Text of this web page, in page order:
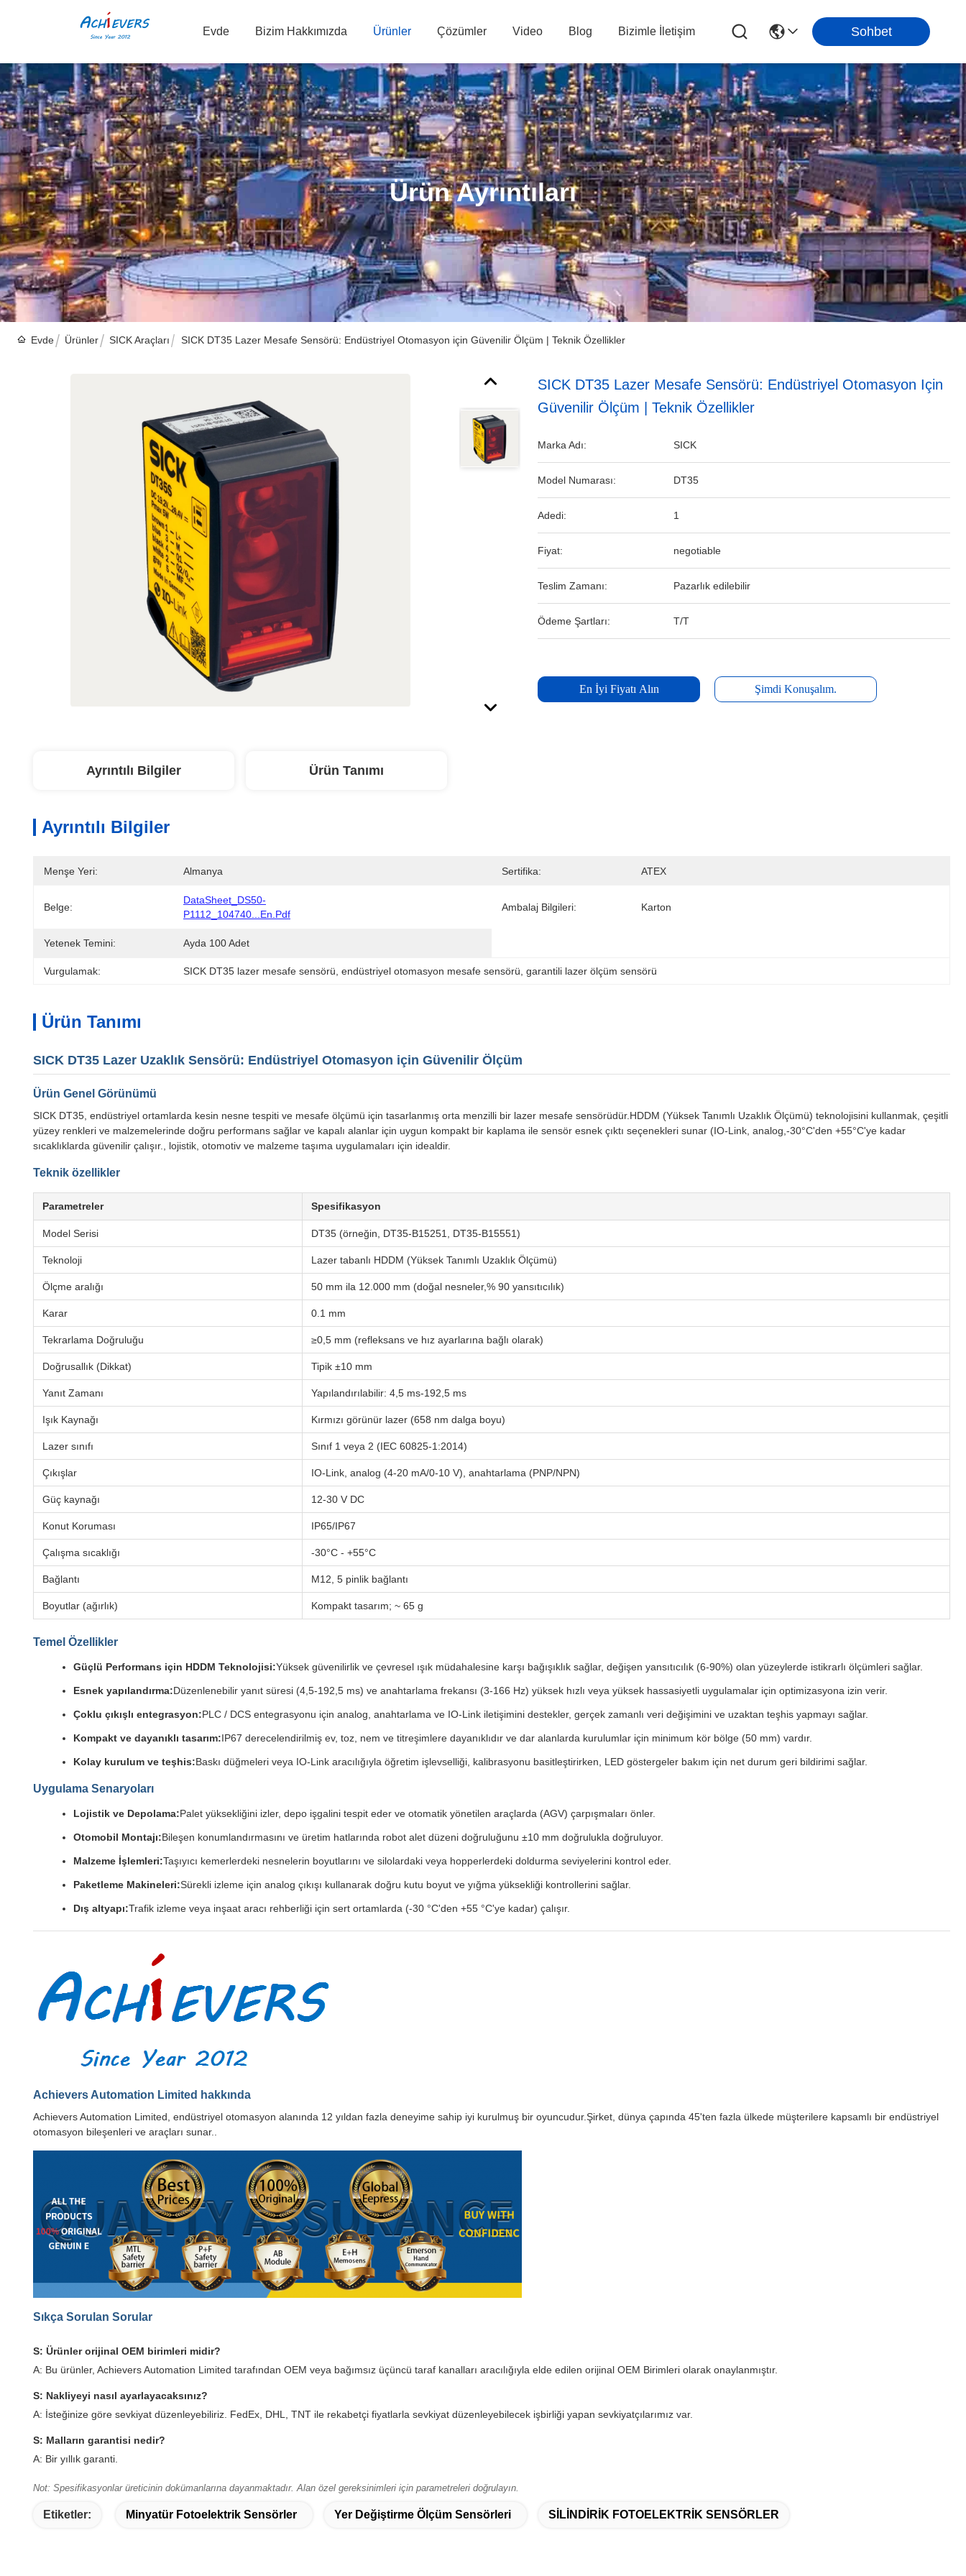
Evde Bizim Hakkımızda Ürünler Çözümler Video Blog Bizimle İletişim Sohbet
Ürün Ayrıntıları
Evde Ürünler SICK Araçları SICK DT35 Lazer Mesafe Sensörü: Endüstriyel Otomasyon için Güvenilir Ölçüm | Teknik Özellikler
SICK DT35 Lazer Mesafe Sensörü: Endüstriyel Otomasyon Için
Güvenilir Ölçüm | Teknik Özellikler
Marka Adı: SICK
Model Numarası: DT35
Adedi: 1
Fiyat: negotiable
Teslim Zamanı: Pazarlık edilebilir
Ödeme Şartları: T/T
En İyi Fiyatı Alın Şimdi Konuşalım.
Ayrıntılı Bilgiler Ürün Tanımı
Ayrıntılı Bilgiler
Menşe Yeri: Almanya Sertifika: ATEX
Belge:
DataSheet_DS50-
P1112_104740...en.pdf
Ambalaj Bilgileri: Karton
Yetenek Temini: Ayda 100 Adet
Vurgulamak: SICK DT35 lazer mesafe sensörü endüstriyel otomasyon mesafe sensörü garantili lazer ölçüm sensörü
Ürün Tanımı
SICK DT35 Lazer Uzaklık Sensörü: Endüstriyel Otomasyon için Güvenilir Ölçüm
Ürün Genel Görünümü
SICK DT35, endüstriyel ortamlarda kesin nesne tespiti ve mesafe ölçümü için tasarlanmış orta menzilli bir lazer mesafe sensörüdür.HDDM (Yüksek Tanımlı Uzaklık Ölçümü) teknolojisini kullanmak, çeşitli
yüzey renkleri ve malzemelerinde doğru performans sağlar ve kapalı alanlar için uygun kompakt bir kaplama ile sensör esnek çıktı seçenekleri sunar (IO-Link, analog,-30°C'den +55°C'ye kadar
sıcaklıklarda güvenilir çalışır., lojistik, otomotiv ve malzeme taşıma uygulamaları için idealdir.
Teknik özellikler
Parametreler Spesifikasyon
Model Serisi DT35 (örneğin, DT35-B15251, DT35-B15551)
Teknoloji Lazer tabanlı HDDM (Yüksek Tanımlı Uzaklık Ölçümü)
Ölçme aralığı 50 mm ila 12.000 mm (doğal nesneler,% 90 yansıtıcılık)
Karar 0.1 mm
Tekrarlama Doğruluğu ≥0,5 mm (refleksans ve hız ayarlarına bağlı olarak)
Doğrusallık (Dikkat) Tipik ±10 mm
Yanıt Zamanı Yapılandırılabilir: 4,5 ms-192,5 ms
Işık Kaynağı Kırmızı görünür lazer (658 nm dalga boyu)
Lazer sınıfı Sınıf 1 veya 2 (IEC 60825-1:2014)
Çıkışlar IO-Link, analog (4-20 mA/0-10 V), anahtarlama (PNP/NPN)
Güç kaynağı 12-30 V DC
Konut Koruması IP65/IP67
Çalışma sıcaklığı -30°C - +55°C
Bağlantı M12, 5 pinlik bağlantı
Boyutlar (ağırlık) Kompakt tasarım; ~ 65 g
Temel Özellikler
Güçlü Performans için HDDM Teknolojisi:Yüksek güvenilirlik ve çevresel ışık müdahalesine karşı bağışıklık sağlar, değişen yansıtıcılık (6-90%) olan yüzeylerde istikrarlı ölçümleri sağlar.
Esnek yapılandırma:Düzenlenebilir yanıt süresi (4,5-192,5 ms) ve anahtarlama frekansı (3-166 Hz) yüksek hızlı veya yüksek hassasiyetli uygulamalar için optimizasyona izin verir.
Çoklu çıkışlı entegrasyon:PLC / DCS entegrasyonu için analog, anahtarlama ve IO-Link iletişimini destekler, gerçek zamanlı veri değişimini ve uzaktan teşhis yapmayı sağlar.
Kompakt ve dayanıklı tasarım:IP67 derecelendirilmiş ev, toz, nem ve titreşimlere dayanıklıdır ve dar alanlarda kurulumlar için minimum kör bölge (50 mm) vardır.
Kolay kurulum ve teşhis:Baskı düğmeleri veya IO-Link aracılığıyla öğretim işlevselliği, kalibrasyonu basitleştirirken, LED göstergeler bakım için net durum geri bildirimi sağlar.
Uygulama Senaryoları
Lojistik ve Depolama:Palet yüksekliğini izler, depo işgalini tespit eder ve otomatik yönetilen araçlarda (AGV) çarpışmaları önler.
Otomobil Montajı:Bileşen konumlandırmasını ve üretim hatlarında robot alet düzeni doğruluğunu ±10 mm doğrulukla doğruluyor.
Malzeme İşlemleri:Taşıyıcı kemerlerdeki nesnelerin boyutlarını ve silolardaki veya hopperlerdeki doldurma seviyelerini kontrol eder.
Paketleme Makineleri:Sürekli izleme için analog çıkışı kullanarak doğru kutu boyut ve yığma yüksekliği kontrollerini sağlar.
Dış altyapı:Trafik izleme veya inşaat aracı rehberliği için sert ortamlarda (-30 °C'den +55 °C'ye kadar) çalışır.
Achievers Automation Limited hakkında
Achievers Automation Limited, endüstriyel otomasyon alanında 12 yıldan fazla deneyime sahip iyi kurulmuş bir oyuncudur.Şirket, dünya çapında 45'ten fazla ülkede müşterilere kapsamlı bir endüstriyel
otomasyon bileşenleri ve araçları sunar..
Sıkça Sorulan Sorular
S: Ürünler orijinal OEM birimleri midir?
A: Bu ürünler, Achievers Automation Limited tarafından OEM veya bağımsız üçüncü taraf kanalları aracılığıyla elde edilen orijinal OEM Birimleri olarak onaylanmıştır.
S: Nakliyeyi nasıl ayarlayacaksınız?
A: İsteğinize göre sevkiyat düzenleyebiliriz. FedEx, DHL, TNT ile rekabetçi fiyatlarla sevkiyat düzenleyebilecek işbirliği yapan sevkiyatçılarımız var.
S: Malların garantisi nedir?
A: Bir yıllık garanti.
Not: Spesifikasyonlar üreticinin dokümanlarına dayanmaktadır. Alan özel gereksinimleri için parametreleri doğrulayın.
Etiketler: Minyatür Fotoelektrik Sensörler Yer Değiştirme Ölçüm Sensörleri SİLİNDİRİK FOTOELEKTRİK SENSÖRLER